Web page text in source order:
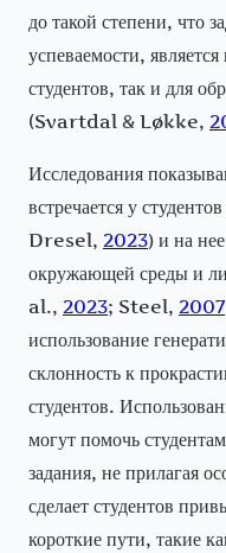
до такой степени, что
успеваемости,
студентов, так и для
(Svartdal & Løkke,
Исследования
встречается у
Dresel, 2023) и на
окружающей среды и
al., 2023; Steel, 2007
использование
склонность к
студентов.
могут помочь
задания, не прилагая
сделает студентов
короткие пути, такие